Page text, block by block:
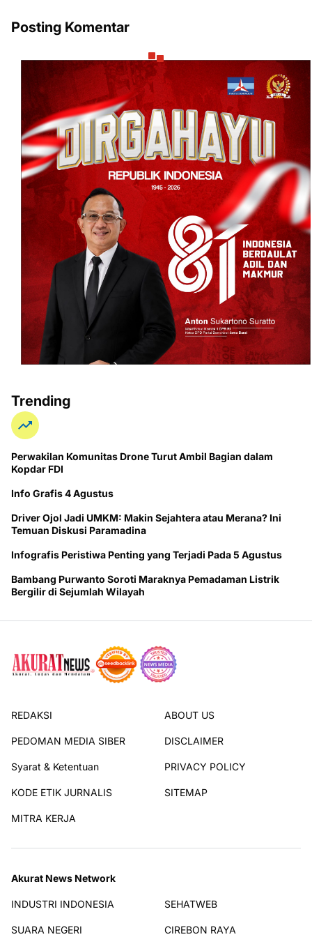
Posting Komentar
Trending
Perwakilan Komunitas Drone Turut Ambil Bagian dalam
Kopdar FDI
Info Grafis 4 Agustus
Driver Ojol Jadi UMKM: Makin Sejahtera atau Merana? Ini
Temuan Diskusi Paramadina
Infografis Peristiwa Penting yang Terjadi Pada 5 Agustus
Bambang Purwanto Soroti Maraknya Pemadaman Listrik
Bergilir di Sejumlah Wilayah
REDAKSI ABOUT US
PEDOMAN MEDIA SIBER DISCLAIMER
Syarat & Ketentuan PRIVACY POLICY
KODE ETIK JURNALIS SITEMAP
MITRA KERJA
Akurat News Network
INDUSTRI INDONESIA SEHATWEB
SUARA NEGERI CIREBON RAYA